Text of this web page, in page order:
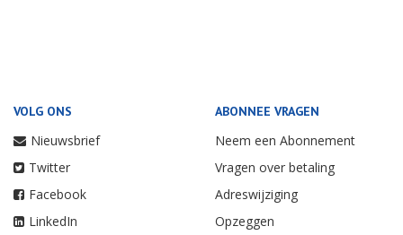
VOLG ONS
Nieuwsbrief
Twitter
Facebook
LinkedIn
ABONNEE VRAGEN
Neem een Abonnement
Vragen over betaling
Adreswijziging
Opzeggen